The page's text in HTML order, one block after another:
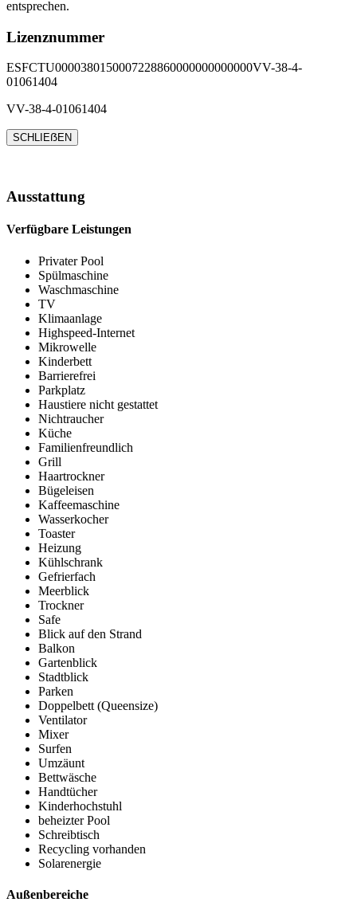
entsprechen.
Lizenznummer
ESFCTU0000380150007228860000000000000VV-38-4-
01061404
VV-38-4-01061404
SCHLIEẞEN
Ausstattung
Verfügbare Leistungen
Privater Pool
Spülmaschine
Waschmaschine
TV
Klimaanlage
Highspeed-Internet
Mikrowelle
Kinderbett
Barrierefrei
Parkplatz
Haustiere nicht gestattet
Nichtraucher
Küche
Familienfreundlich
Grill
Haartrockner
Bügeleisen
Kaffeemaschine
Wasserkocher
Toaster
Heizung
Kühlschrank
Gefrierfach
Meerblick
Trockner
Safe
Blick auf den Strand
Balkon
Gartenblick
Stadtblick
Parken
Doppelbett (Queensize)
Ventilator
Mixer
Surfen
Umzäunt
Bettwäsche
Handtücher
Kinderhochstuhl
beheizter Pool
Schreibtisch
Recycling vorhanden
Solarenergie
Außenbereiche